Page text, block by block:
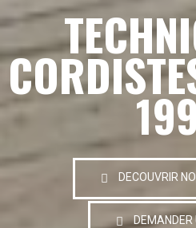
DECOUVRIR
DEMANDER